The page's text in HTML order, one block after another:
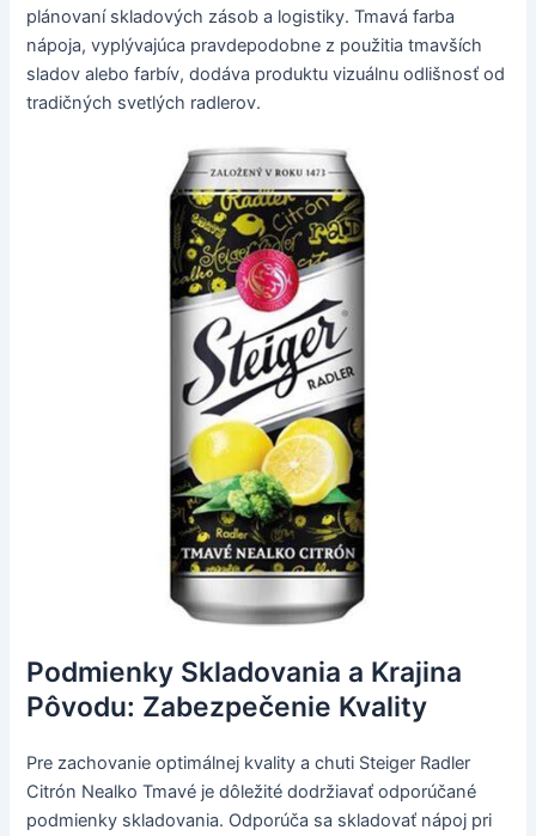
plánovaní skladových zásob a logistiky. Tmavá farba
nápoja, vyplývajúca pravdepodobne z použitia tmavších
sladov alebo farbív, dodáva produktu vizuálnu odlišnosť od
tradičných svetlých radlerov.
Podmienky Skladovania a Krajina
Pôvodu: Zabezpečenie Kvality
Pre zachovanie optimálnej kvality a chuti Steiger Radler
Citrón Nealko Tmavé je dôležité dodržiavať odporúčané
podmienky skladovania. Odporúča sa skladovať nápoj pri